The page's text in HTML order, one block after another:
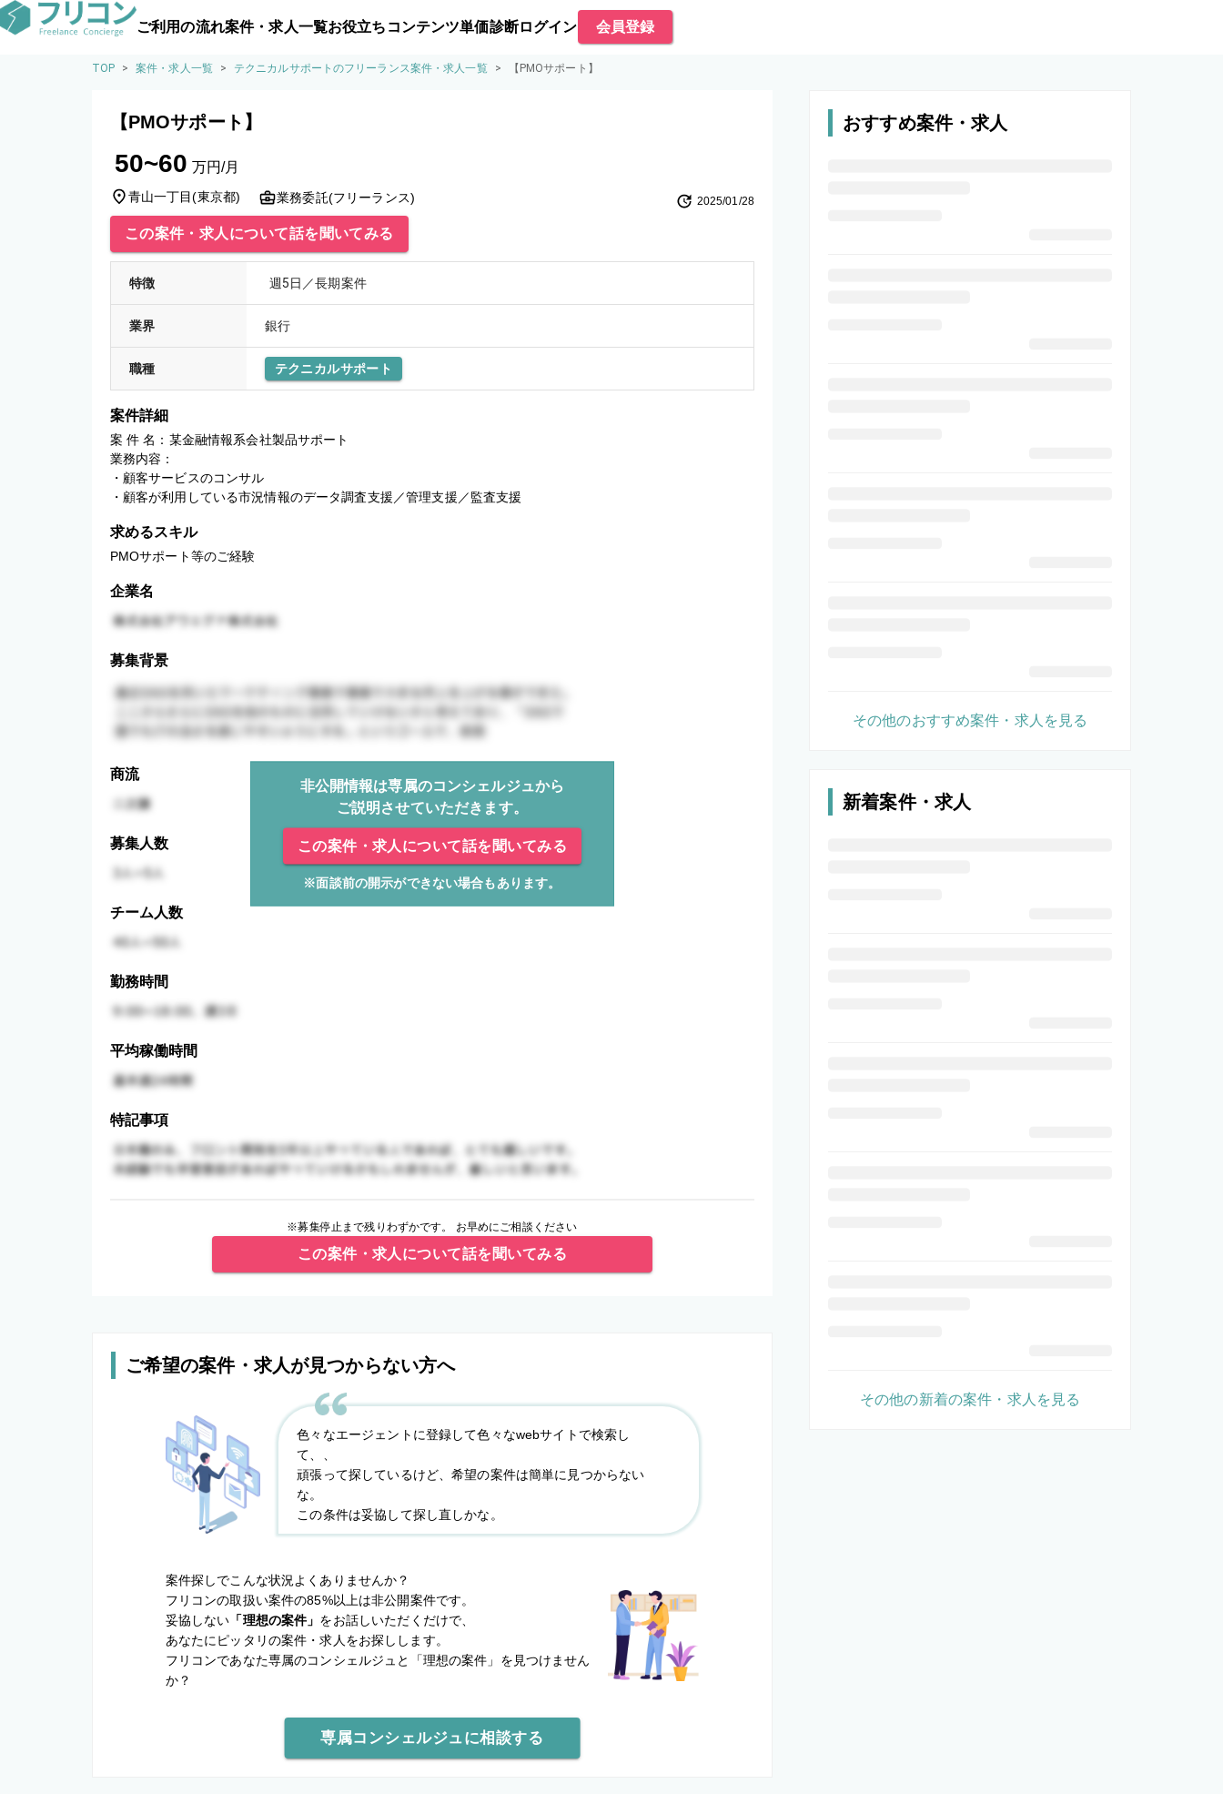
ご利用の流れ案件・求人一覧お役立ちコンテンツ単価診断ログイン 会員登録
TOP > 案件・求人一覧 > テクニカルサポートのフリーランス案件・求人一覧 > 【PMOサポート】
【PMOサポート】
50~60 万円/月
青山一丁目(東京都) 業務委託(フリーランス) 2025/01/28
この案件・求人について話を聞いてみる
特徴 週5日／長期案件
業界 銀行
職種 テクニカルサポート
案件詳細
案 件 名：某金融情報系会社製品サポート
業務内容：
・顧客サービスのコンサル
・顧客が利用している市況情報のデータ調査支援／管理支援／監査支援
求めるスキル
PMOサポート等のご経験
企業名
募集背景
商流
非公開情報は専属のコンシェルジュから
ご説明させていただきます。
この案件・求人について話を聞いてみる
※面談前の開示ができない場合もあります。
募集人数
チーム人数
勤務時間
平均稼働時間
特記事項
※募集停止まで残りわずかです。 お早めにご相談ください
この案件・求人について話を聞いてみる
ご希望の案件・求人が見つからない方へ
色々なエージェントに登録して色々なwebサイトで検索し
て、、
頑張って探しているけど、希望の案件は簡単に見つからない
な。
この条件は妥協して探し直しかな。
案件探しでこんな状況よくありませんか？
フリコンの取扱い案件の85%以上は非公開案件です。
妥協しない 「理想の案件」 をお話しいただくだけで、
あなたにピッタリの案件・求人をお探しします。
フリコンであなた専属のコンシェルジュと
「理想の案件」を見つけません
か？
専属コンシェルジュに相談する
おすすめ案件・求人
その他のおすすめ案件・求人を見る
新着案件・求人
その他の新着の案件・求人を見る